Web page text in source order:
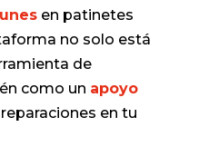
en patinetes
no solo está
de
como un apoyo
en tu